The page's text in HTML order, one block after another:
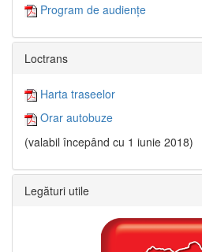
Program de audiențe
Loctrans
Harta traseelor
Orar autobuze
(valabil începând cu 1 iunie 2018)
Legături utile